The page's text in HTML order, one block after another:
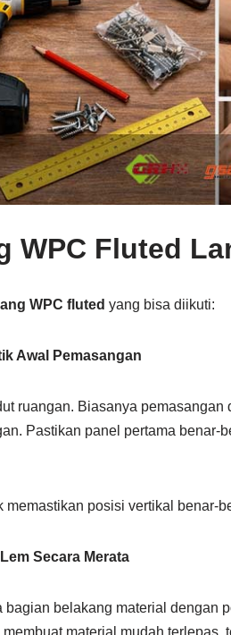
WPC Fluted
WPC fluted yang bisa diikuti:
Awal Pemasangan
ruangan. Biasanya
Pastikan panel pertama benar-
memastikan posisi vertikal benar-
Secara Merata
belakang material dengan
material mudah